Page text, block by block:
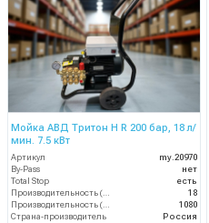
Мойка АВД Тритон H R 200 бар, 18 л/
мин. 7.5 кВт
Артикул
my.20970
By-Pass
нет
Total Stop
есть
Производительность (л/мин)
18
Производительность (л/ч)
1080
Страна-производитель
Россия